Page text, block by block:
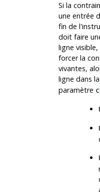
Si la
une entrée
fin de
doit faire
ligne
forcer la
vivantes,
ligne dans
paramètre